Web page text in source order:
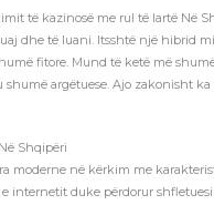
të kazinosë me rul të lartë Në
dhe të luani. Itsshtë një hibrid
fitore. Mund të ketë më
shumë argëtuese. Ajo zakonisht
Shqipëri
moderne në kërkim me
internetit duke përdorur